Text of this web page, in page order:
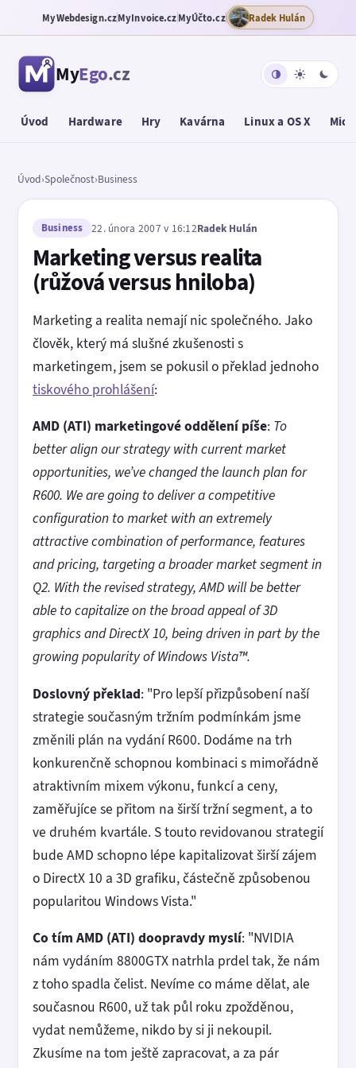
MyWebdesign.czMyInvoice.czMyÚčto.cz Radek Hulán
MyEgo.cz
Úvod Hardware Hry Kavárna Linux a OS X
Úvod›Společnost›Business
Business 22. února 2007 v 16:12Radek Hulán
Marketing versus realita
(růžová versus hniloba)
Marketing a realita nemají nic společného. Jako
člověk, který má slušné zkušenosti s
marketingem, jsem se pokusil o překlad jednoho
tiskového prohlášení:
AMD (ATI) marketingové oddělení píše: To
better align our strategy with current market
opportunities, we’ve changed the launch plan for
R600. We are going to deliver a competitive
configuration to market with an extremely
attractive combination of performance, features
and pricing, targeting a broader market segment in
Q2. With the revised strategy, AMD will be better
able to capitalize on the broad appeal of 3D
graphics and DirectX 10, being driven in part by the
growing popularity of Windows Vista™.
Doslovný překlad: "Pro lepší přizpůsobení naší
strategie současným tržním podmínkám jsme
změnili plán na vydání R600. Dodáme na trh
konkurenčně schopnou kombinaci s mimořádně
atraktivním mixem výkonu, funkcí a ceny,
zaměřujíce se přitom na širší tržní segment, a to
ve druhém kvartále. S touto revidovanou strategií
bude AMD schopno lépe kapitalizovat širší zájem
o DirectX 10 a 3D grafiku, částečně způsobenou
popularitou Windows Vista."
Co tím AMD (ATI) doopravdy myslí: "NVIDIA
nám vydáním 8800GTX natrhla prdel tak, že nám
z toho spadla čelist. Nevíme co máme dělat, ale
současnou R600, už tak půl roku zpožděnou,
vydat nemůžeme, nikdo by si ji nekoupil.
Zkusíme na tom ještě zapracovat, a za pár